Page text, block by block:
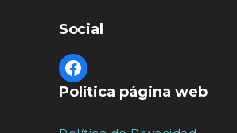
Social
Política página web